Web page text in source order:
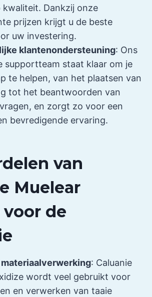
kwaliteit. Dankzij onze
prijzen krijgt u de beste
uw investering.
klantenondersteuning: Ons
supportteam staat klaar om je
te helpen, van het plaatsen van
tot het beantwoorden van
en zorgt zo voor een
bevredigende ervaring.
van
Muelear
de
: Caluanie
wordt veel gebruikt voor
en verwerken van taaie